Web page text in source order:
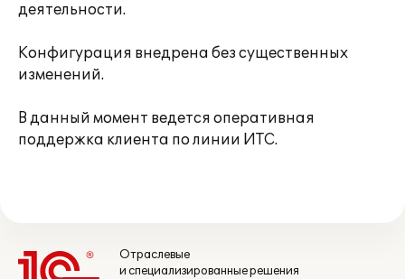
деятельности.
Конфигурация внедрена без существенных
изменений.
В данный момент ведется оперативная
поддержка клиента по линии ИТС.
Отраслевые
и специализированные решения